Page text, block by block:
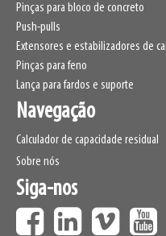
Pinças para bloco de concreto
Push-pulls
Extensores e estabilizadores de
Pinças para feno
Lança para fardos e suporte
Navegação
Calculador de capacidade residual
Sobre nós
Siga-nos